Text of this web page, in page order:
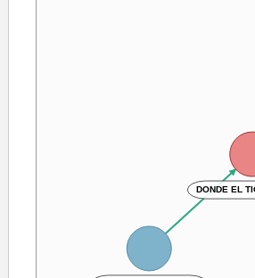
DONDE EL